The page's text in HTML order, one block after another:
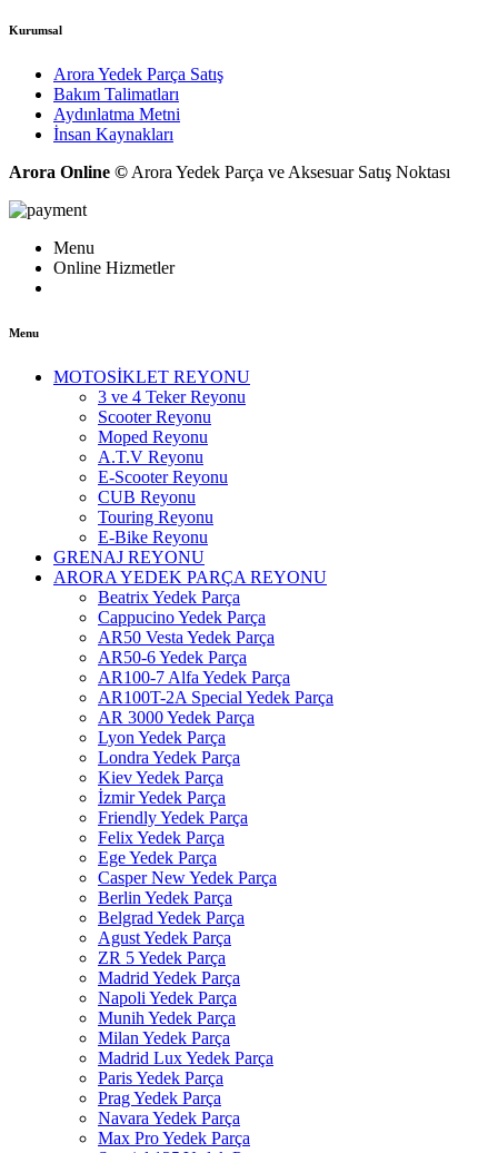
Kurumsal
Arora Yedek Parça Satış
Bakım Talimatları
Aydınlatma Metni
İnsan Kaynakları
Arora Online © Arora Yedek Parça ve Aksesuar Satış Noktası
Menu
Online Hizmetler
Menu
MOTOSİKLET REYONU
3 ve 4 Teker Reyonu
Scooter Reyonu
Moped Reyonu
A.T.V Reyonu
E-Scooter Reyonu
CUB Reyonu
Touring Reyonu
E-Bike Reyonu
GRENAJ REYONU
ARORA YEDEK PARÇA REYONU
Beatrix Yedek Parça
Cappucino Yedek Parça
AR50 Vesta Yedek Parça
AR50-6 Yedek Parça
AR100-7 Alfa Yedek Parça
AR100T-2A Special Yedek Parça
AR 3000 Yedek Parça
Lyon Yedek Parça
Londra Yedek Parça
Kiev Yedek Parça
İzmir Yedek Parça
Friendly Yedek Parça
Felix Yedek Parça
Ege Yedek Parça
Casper New Yedek Parça
Berlin Yedek Parça
Belgrad Yedek Parça
Agust Yedek Parça
ZR 5 Yedek Parça
Madrid Yedek Parça
Napoli Yedek Parça
Munih Yedek Parça
Milan Yedek Parça
Madrid Lux Yedek Parça
Paris Yedek Parça
Prag Yedek Parça
Navara Yedek Parça
Max Pro Yedek Parça